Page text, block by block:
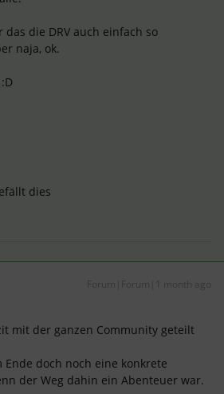
die DRV auch einfach so
naja, ok.
dies
Forum|Forum|1 month ago
mit der ganzen Community geteilt
Ende doch noch eine konkrete
der Weg dahin ein Abenteuer war.